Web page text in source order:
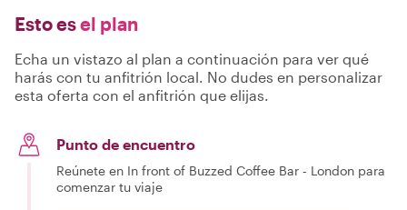
Esto esel plan
Echa un vistazo al plan a continuación para ver qué
harás con tu anfitrión local. No dudes en personalizar
esta oferta con el anfitrión que elijas.
Punto de encuentro
Reúnete en In front of Buzzed Coffee Bar - London para
comenzar tu viaje